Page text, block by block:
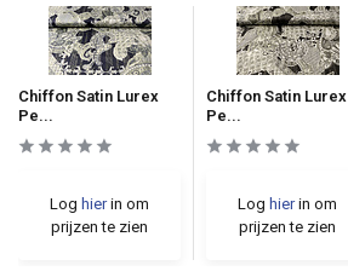
Chiffon Satin Lurex
Pe...
Log hierin om
prijzen te zien
Chiffon Satin Lurex
Pe...
Log hierin om
prijzen te zien